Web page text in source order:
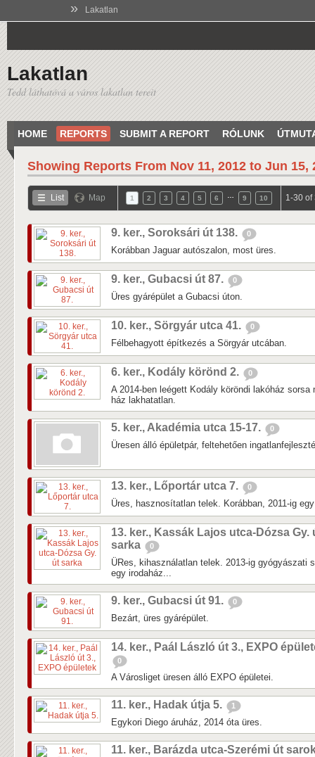
» Lakatlan
Lakatlan
Tedd láthatóvá a város lakatlan tereit
HOME REPORTS SUBMIT A REPORT RÓLUNK
Showing Reports From Nov 11, 2012 to Jun 15,
List Map 1 2 3 4 5 6 9 10 1-30 of
9. ker., Soroksári út 138. 0
Korábban Jaguar autószalon, most üres.
9. ker., Gubacsi út 87. 0
Üres gyárépület a Gubacsi úton.
10. ker., Sörgyár utca 41. 0
Félbehagyott építkezés a Sörgyár utcában.
6. ker., Kodály körönd 2. 0
A 2014-ben leégett Kodály köröndi lakóház sorsa
ház lakhatatlan.
5. ker., Akadémia utca 15-17. 0
Üresen álló épületpár, feltehetően
13. ker., Lőportár utca 7. 0
Üres, hasznosítatlan telek. Korábban, 2011-ig
13. ker., Kassák Lajos utca-Dózsa Gy.
sarka
0
ÜRes, kihasználatlan telek. 2013-ig gyógyászati
egy irodaház...
9. ker., Gubacsi út 91. 0
Bezárt, üres gyárépület.
14. ker., Paál László út 3., EXPO
0
A Városliget üresen álló EXPO épületei.
11. ker., Hadak útja 5. 1
Egykori Diego áruház, 2014 óta üres.
11. ker., Barázda utca-Szerémi út